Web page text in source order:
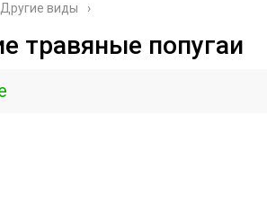
Другие виды
травяные попугаи